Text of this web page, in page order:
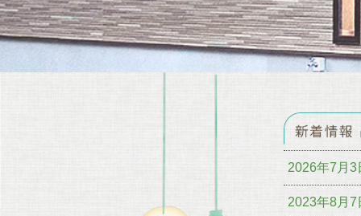
2026年7月3
2023年8月7